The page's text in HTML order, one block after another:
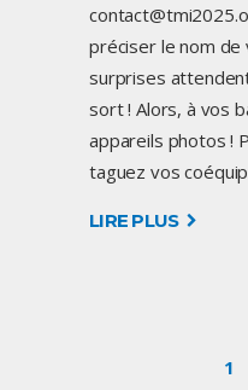
préciser le nom
surprises
sort ! Alors, à vos
appareils photos !
taguez vos
LIRE PLUS
1